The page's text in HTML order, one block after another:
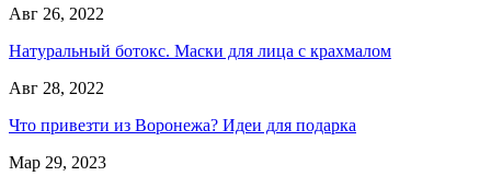
Авг 26, 2022
Натуральный ботокс. Маски для лица с крахмалом
Авг 28, 2022
Что привезти из Воронежа? Идеи для подарка
Мар 29, 2023